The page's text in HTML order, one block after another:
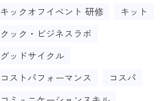
キックオフイベント 研修
キット
クック・ビジネスラボ
グッドサイクル
コストパフォーマンス
コスパ